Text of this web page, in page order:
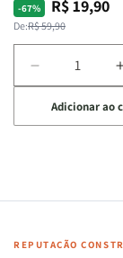
-67%
Preço
normal
De:R$ 59,90
Preço
promocional
R$ 19,90
Diminuir
a
quantidade
de
Cartas
Famílias
Adicionar ao
REPUTAÇÃO